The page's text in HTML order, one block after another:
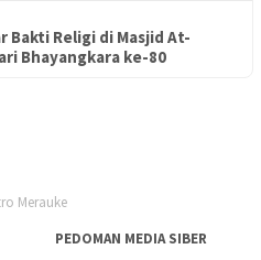
Bakti Religi di Masjid At-
Bhayangkara ke-80
TK Yapis 2 Merauke Siapkan
PEDOMAN MEDIA SIBER